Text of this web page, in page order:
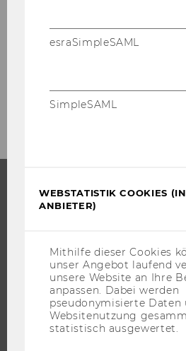
Presseaussendungen
Archiv
STUDIUM
BACHELOR
DOKTORAT / PHD
EXECUTIVE EDUCATION
BEWERBUNG UND ZULASSUNG
esraSimpleSAML
SimpleSAML
WEBSTATISTIK COOKIES
ANBIETER)
Mithilfe dieser Cookies
unser Angebot laufend
unsere Website an Ihre
anpassen. Dabei werden
pseudonymisierte Daten
Websitenutzung
statistisch ausgewertet.